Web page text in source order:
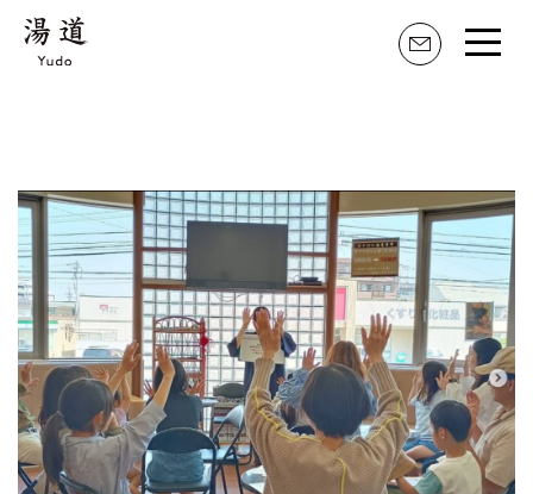
活動内容
湯道のはじめ方
湯道具・職人
湯の記 掲示板
湯道おすすめの湯屋